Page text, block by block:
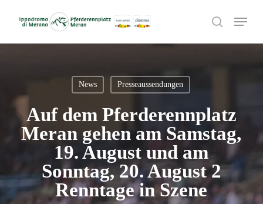
search
Menu
News Presseaussendungen
Auf dem Pferderennplatz
Meran gehen am Samstag,
19. August und am
Sonntag, 20. August 2
Renntage in Szene